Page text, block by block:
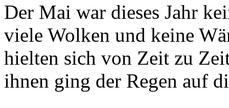
Der Mai war dieses Jahr
viele Wolken und keine
hielten sich von Zeit zu
ihnen ging der Regen auf